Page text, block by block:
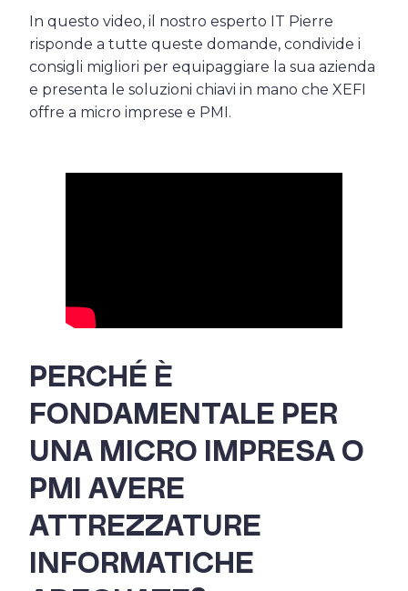
In questo video, il nostro esperto IT Pierre
risponde a tutte queste domande, condivide i
consigli migliori per equipaggiare la sua azienda
e presenta le soluzioni chiavi in mano che XEFI
offre a micro imprese e PMI.
PERCHÉ È
FONDAMENTALE PER
UNA MICRO IMPRESA O
PMI AVERE
ATTREZZATURE
INFORMATICHE